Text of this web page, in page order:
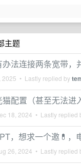
主题
法连接两条宽带，
2025 • Lastly replied by
配置（甚至无法进
18, 2024 • Lastly replied
，想求一个邀💊，
26, 2024 • Lastly replied